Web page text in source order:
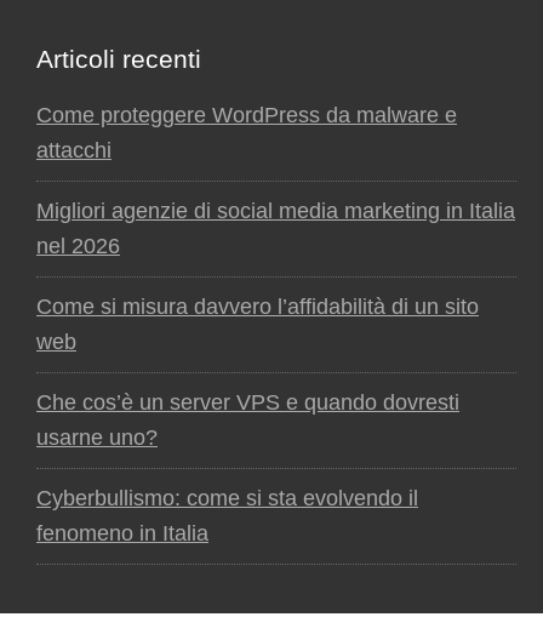
Articoli recenti
Come proteggere WordPress da malware e
attacchi
Migliori agenzie di social media marketing in Italia
nel 2026
Come si misura davvero l’affidabilità di un sito
web
Che cos’è un server VPS e quando dovresti
usarne uno?
Cyberbullismo: come si sta evolvendo il
fenomeno in Italia